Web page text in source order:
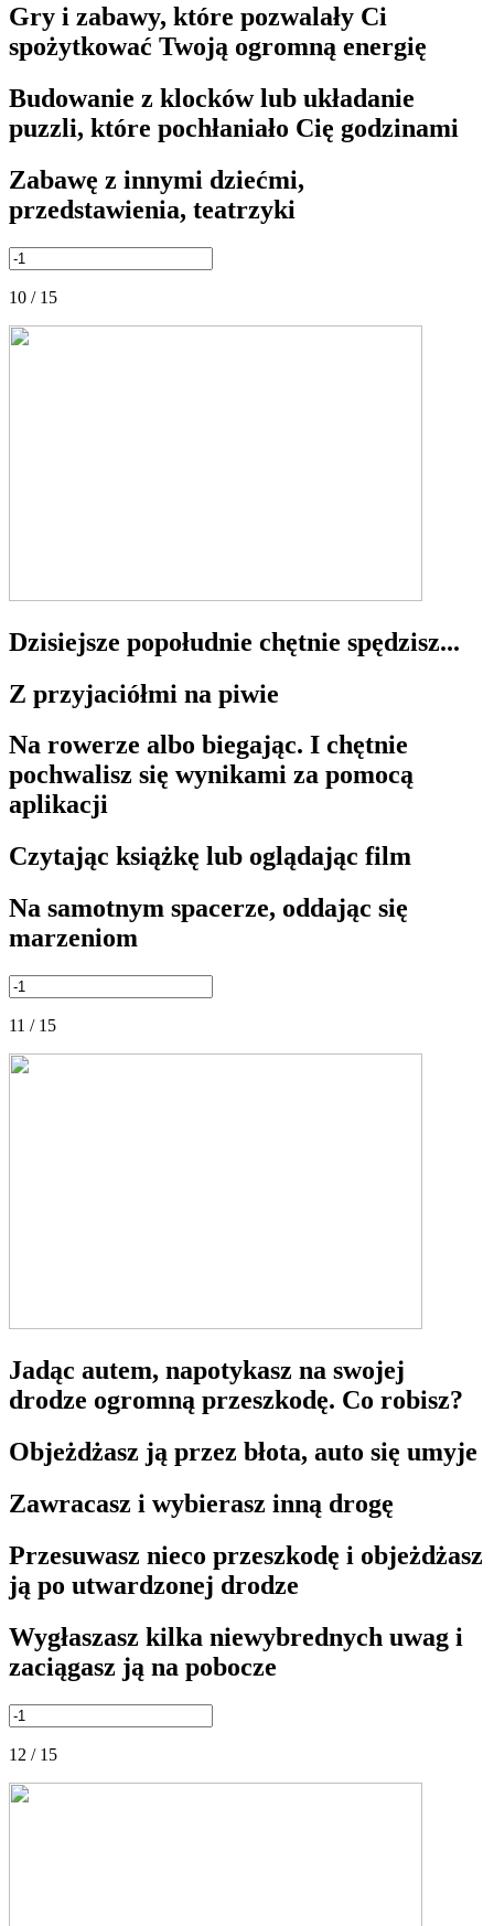
Gry i zabawy, które pozwalały Ci
spożytkować Twoją ogromną energię
Budowanie z klocków lub układanie
puzzli, które pochłaniało Cię godzinami
Zabawę z innymi dziećmi,
przedstawienia, teatrzyki
10 / 15
Dzisiejsze popołudnie chętnie spędzisz...
Z przyjaciółmi na piwie
Na rowerze albo biegając. I chętnie
pochwalisz się wynikami za pomocą
aplikacji
Czytając książkę lub oglądając film
Na samotnym spacerze, oddając się
marzeniom
11 / 15
Jadąc autem, napotykasz na swojej
drodze ogromną przeszkodę. Co robisz?
Objeżdżasz ją przez błota, auto się umyje
Zawracasz i wybierasz inną drogę
Przesuwasz nieco przeszkodę i objeżdżasz
ją po utwardzonej drodze
Wygłaszasz kilka niewybrednych uwag i
zaciągasz ją na pobocze
12 / 15